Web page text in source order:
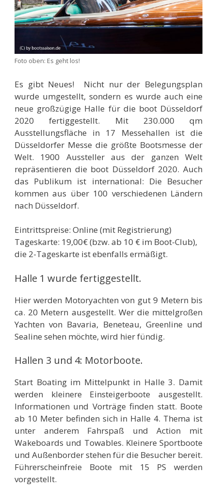
Foto oben: Es geht los!
Es gibt Neues! Nicht nur der Belegungsplan
wurde umgestellt, sondern es wurde auch eine
neue großzügige Halle für die boot Düsseldorf
2020 fertiggestellt. Mit 230.000 qm
Ausstellungsfläche in 17 Messehallen ist die
Düsseldorfer Messe die größte Bootsmesse der
Welt. 1900 Aussteller aus der ganzen Welt
repräsentieren die boot Düsseldorf 2020. Auch
das Publikum ist international: Die Besucher
kommen aus über 100 verschiedenen Ländern
nach Düsseldorf.
Eintrittspreise: Online (mit Registrierung)
Tageskarte: 19,00€ (bzw. ab 10 € im Boot-Club),
die 2-Tageskarte ist ebenfalls ermäßigt.
Halle 1 wurde fertiggestellt.
Hier werden Motoryachten von gut 9 Metern bis
ca. 20 Metern ausgestellt. Wer die mittelgroßen
Yachten von Bavaria, Beneteau, Greenline und
Sealine sehen möchte, wird hier fündig.
Hallen 3 und 4: Motorboote.
Start Boating im Mittelpunkt in Halle 3. Damit
werden kleinere Einsteigerboote ausgestellt.
Informationen und Vorträge finden statt. Boote
ab 10 Meter befinden sich in Halle 4. Thema ist
unter anderem Fahrspaß und Action mit
Wakeboards und Towables. Kleinere Sportboote
und Außenborder stehen für die Besucher bereit.
Führerscheinfreie Boote mit 15 PS werden
vorgestellt.